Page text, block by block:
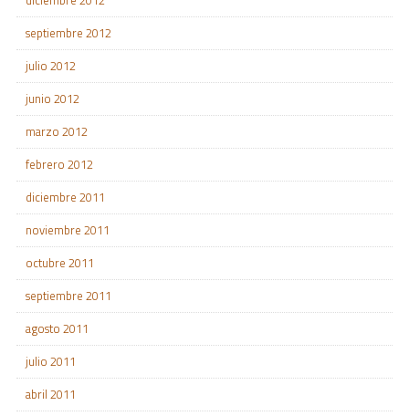
septiembre 2012
julio 2012
junio 2012
marzo 2012
febrero 2012
diciembre 2011
noviembre 2011
octubre 2011
septiembre 2011
agosto 2011
julio 2011
abril 2011